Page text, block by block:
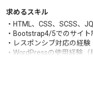
求めるスキル
・HTML、CSS、SCSS、
・Bootstrap4/5でのサイト
・レスポンシブ対応の経験
・WordPressの使用経験